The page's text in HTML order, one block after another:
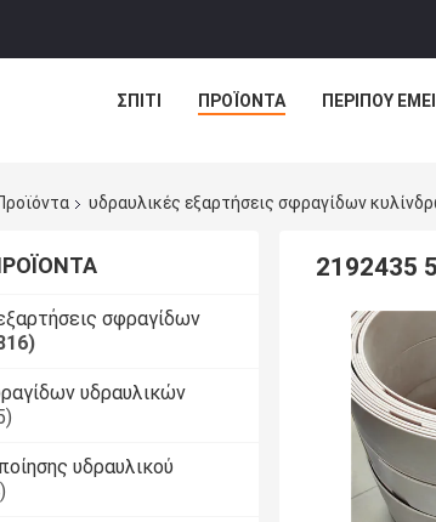
ΣΠΊΤΙ ΠΡΟΪΌΝΤΑ ΠΕΡΊΠΟΥ
υδραυλικές εξαρτήσεις σφραγίδων
σφραγίδων
υδραυλικών
υδραυλικού
2192435